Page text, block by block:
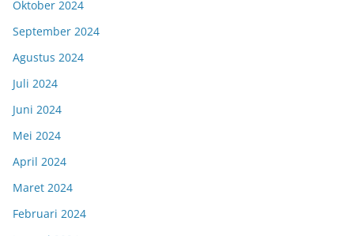
Oktober 2024
September 2024
Agustus 2024
Juli 2024
Juni 2024
Mei 2024
April 2024
Maret 2024
Februari 2024